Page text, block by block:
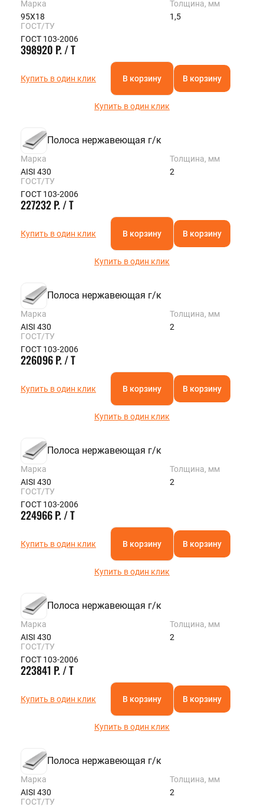
Марка
95Х18
Толщина, мм
1,5
ГОСТ/ТУ
ГОСТ 103-2006
398920 Р. / Т
Купить в один клик В корзину В корзину
Купить в один клик
Полоса нержавеющая г/к
Марка
AISI 430
Толщина, мм
2
ГОСТ/ТУ
ГОСТ 103-2006
227232 Р. / Т
Купить в один клик В корзину В корзину
Купить в один клик
Полоса нержавеющая г/к
Марка
AISI 430
Толщина, мм
2
ГОСТ/ТУ
ГОСТ 103-2006
226096 Р. / Т
Купить в один клик В корзину В корзину
Купить в один клик
Полоса нержавеющая г/к
Марка
AISI 430
Толщина, мм
2
ГОСТ/ТУ
ГОСТ 103-2006
224966 Р. / Т
Купить в один клик В корзину В корзину
Купить в один клик
Полоса нержавеющая г/к
Марка
AISI 430
Толщина, мм
2
ГОСТ/ТУ
ГОСТ 103-2006
223841 Р. / Т
Купить в один клик В корзину В корзину
Купить в один клик
Полоса нержавеющая г/к
Марка
AISI 430
Толщина, мм
2
ГОСТ/ТУ